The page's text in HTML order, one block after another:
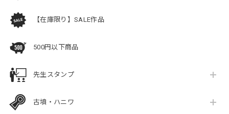
【在庫限り】SALE作品
500円以下商品
先生スタンプ
古墳・ハニワ